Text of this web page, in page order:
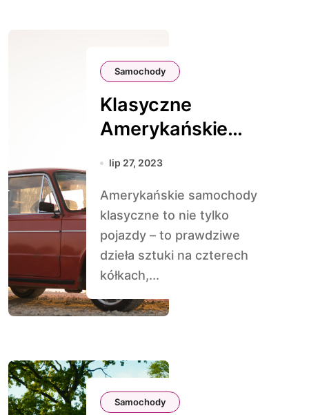
Samochody
Klasyczne
Amerykańskie
Samochody: Ikony
Zachwycają do
Dzisiaj
lip 27, 2023
Amerykańskie samochody
klasyczne to nie tylko
pojazdy – to prawdziwe
dzieła sztuki na czterech
kółkach,...
Samochody